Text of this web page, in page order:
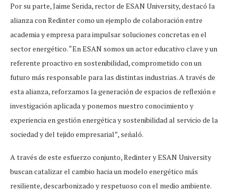
Por su parte, Jaime Serida, rector de ESAN University, destacó la
alianza con Redinter como un ejemplo de colaboración entre
academia y empresa para impulsar soluciones concretas en el
sector energético. “En ESAN somos un actor educativo clave y un
referente proactivo en sostenibilidad, comprometido con un
futuro más responsable para las distintas industrias. A través de
esta alianza, reforzamos la generación de espacios de reflexión e
investigación aplicada y ponemos nuestro conocimiento y
experiencia en gestión energética y sostenibilidad al servicio de la
sociedad y del tejido empresarial”, señaló.
A través de este esfuerzo conjunto, Redinter y ESAN University
buscan catalizar el cambio hacia un modelo energético más
resiliente, descarbonizado y respetuoso con el medio ambiente.